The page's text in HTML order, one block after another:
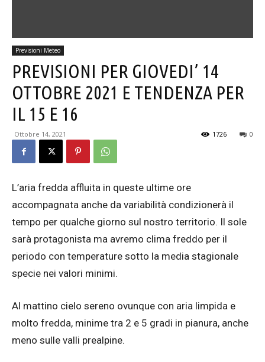
Previsioni Meteo
PREVISIONI PER GIOVEDI’ 14
OTTOBRE 2021 E TENDENZA PER
IL 15 E 16
Ottobre 14, 2021 0
1726
L’aria fredda affluita in queste ultime ore
accompagnata anche da variabilità condizionerà il
tempo per qualche giorno sul nostro territorio. Il sole
sarà protagonista ma avremo clima freddo per il
periodo con temperature sotto la media stagionale
specie nei valori minimi.
Al mattino cielo sereno ovunque con aria limpida e
molto fredda, minime tra 2 e 5 gradi in pianura, anche
meno sulle valli prealpine.